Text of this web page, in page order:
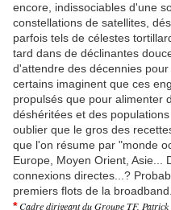
encore, indissociables d'une
constellations de satellites,
parfois tels de célestes
tard dans de déclinantes
d'attendre des décennies
certains imaginent que ces
propulsés que pour alimenter
déshéritées et des
oublier que le gros des
que l'on résume par "monde
Europe, Moyen Orient, Asie...
connexions directes...?
premiers flots de la broadband.
​*Cadre dirigeant du Groupe TF​, Patrick